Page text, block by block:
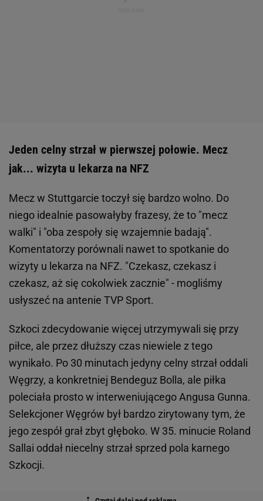
Jeden celny strzał w pierwszej połowie. Mecz
jak... wizyta u lekarza na NFZ
Mecz w Stuttgarcie toczył się bardzo wolno. Do
niego idealnie pasowałyby frazesy, że to "mecz
walki" i "oba zespoły się wzajemnie badają".
Komentatorzy porównali nawet to spotkanie do
wizyty u lekarza na NFZ. "Czekasz, czekasz i
czekasz, aż się cokolwiek zacznie" - mogliśmy
usłyszeć na antenie TVP Sport.
Szkoci zdecydowanie więcej utrzymywali się przy
piłce, ale przez dłuższy czas niewiele z tego
wynikało. Po 30 minutach jedyny celny strzał oddali
Węgrzy, a konkretniej Bendeguz Bolla, ale piłka
poleciała prosto w interweniującego Angusa Gunna.
Selekcjoner Węgrów był bardzo zirytowany tym, że
jego zespół grał zbyt głęboko. W 35. minucie Roland
Sallai oddał niecelny strzał sprzed pola karnego
Szkocji.